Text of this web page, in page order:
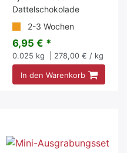
Dattelschokolade
2-3 Wochen
6,95 € *
0.025 kg | 278,00 € / kg
In den Warenkorb